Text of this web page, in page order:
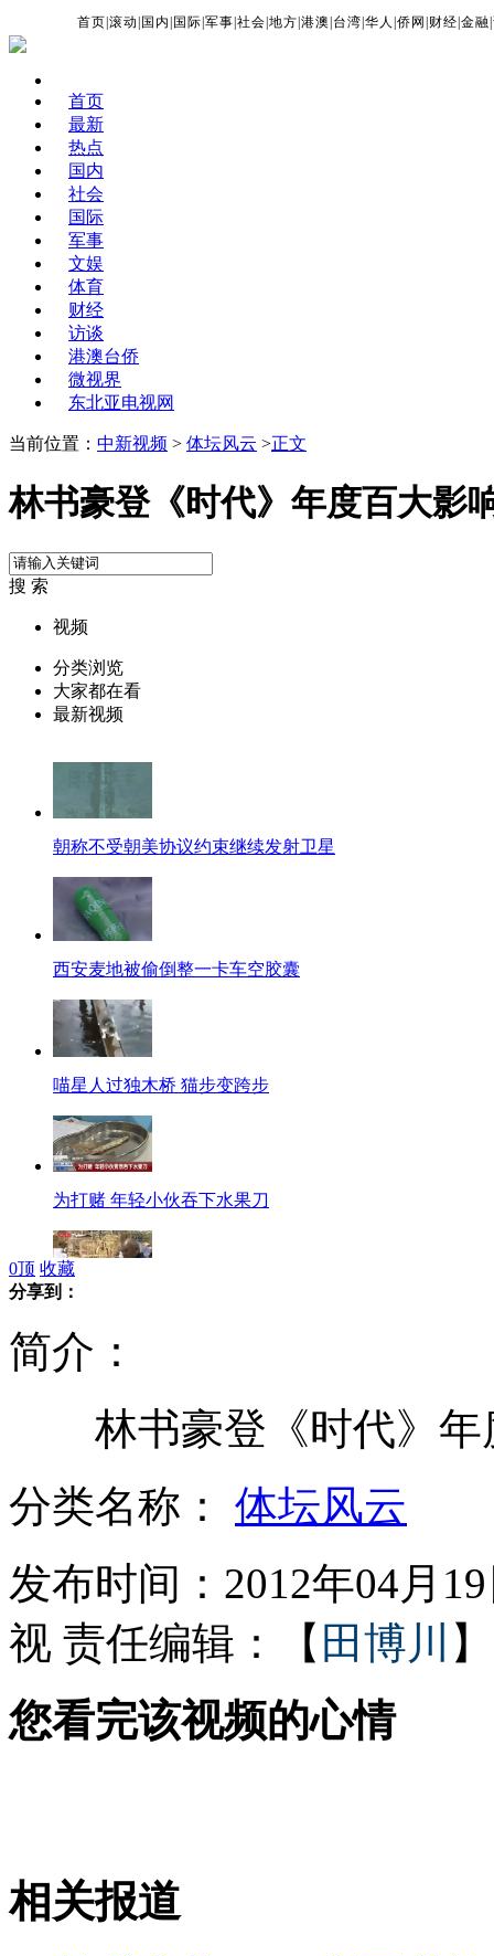
首页 |滚动 国内 国际 |军事 |社会 |地方 |港澳 台湾 |华人 |侨网 财经 |金融 |
首页
最新
热点
国内
社会
国际
军事
文娱
体育
财经
访谈
港澳台侨
微视界
东北亚电视网
当前位置： 中新视频 > 体坛风云 >正文
林书豪登《时代》年度百大影
搜 索
视频
分类浏览
大家都在看
最新视频
朝称不受朝美协议约束继续发射卫星
西安麦地被偷倒整一卡车空胶囊
喵星人过独木桥 猫步变跨步
为打赌 年轻小伙吞下水果刀
广州恒大3-1击败日本柏太阳神 出线在望
国家鼓励民间投资进入交通运输领域
“地球开启震动模式”说法没有依据
0顶 收藏
分享到：
简介：
林书豪登《时代》年
分类名称： 体坛风云
发布时间：2012年04月
视 责任编辑：【 田博川 】
您看完该视频的心情
相关报道